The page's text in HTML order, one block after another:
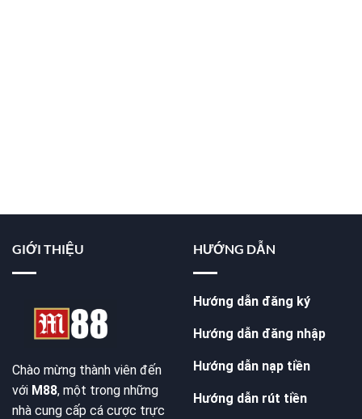
GIỚI THIỆU
Chào mừng thành viên đến
với M88, một trong những
nhà cung cấp cá cược trực
HƯỚNG DẪN
Hướng dẫn đăng ký
Hướng dẫn đăng nhập
Hướng dẫn nạp tiền
Hướng dẫn rút tiền